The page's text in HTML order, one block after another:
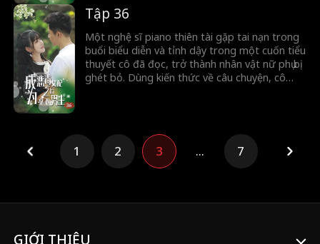
cách đối mặt với người đàn ông lừa dối và
giành được sự ủng hộ của một nhân vật nam
quan trọng, thay đổi con đường đời ban đầu
của mình.
Tập 36
Một nghệ sĩ piano thiên tài gặp tai nạn trong
buổi biểu diễn và tỉnh dậy trong một cuốn tiểu
thuyết cô đã đọc, trở thành nhân vật nữ phụ bị
ghét bỏ. Dùng kiến thức về câu chuyện, cô
giành được sự ủng hộ của một nhân vật nam
quan trọng, thay đổi con đường đời ban đầu
của mình.
1 2 3 ... 7
GIỚI THIỆU